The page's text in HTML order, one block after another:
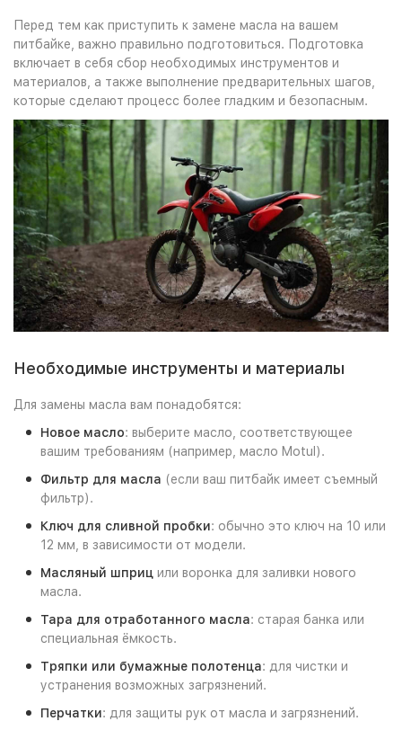
Перед тем как приступить к замене масла на вашем
питбайке, важно правильно подготовиться. Подготовка
включает в себя сбор необходимых инструментов и
материалов, а также выполнение предварительных шагов,
которые сделают процесс более гладким и безопасным.
Необходимые инструменты и материалы
Для замены масла вам понадобятся:
Новое масло: выберите масло, соответствующее
вашим требованиям (например, масло Motul).
Фильтр для масла (если ваш питбайк имеет съемный
фильтр).
Ключ для сливной пробки: обычно это ключ на 10 или
12 мм, в зависимости от модели.
Масляный шприц или воронка для заливки нового
масла.
Тара для отработанного масла: старая банка или
специальная ёмкость.
Тряпки или бумажные полотенца: для чистки и
устранения возможных загрязнений.
Перчатки: для защиты рук от масла и загрязнений.